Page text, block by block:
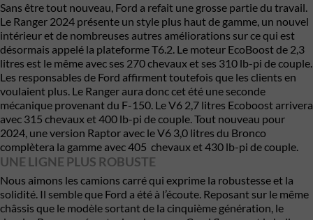
Sans êtretout nouveau, Ford a refait une grosse partie du travail.
Le Ranger 2024 présente un style plus haut de gamme, un nouvel
intérieur et de nombreuses autres améliorations sur ce qui est
désormais appelé la plateforme T6.2. Le moteur EcoBoost de 2,3
litres est le même avec ses 270 chevaux et ses 310 lb-pi de couple.
Les responsables de Ford affirment toutefois que les clients en
voulaient plus. Le Ranger aura donc cet été une seconde
mécanique provenant du F-150. Le V6 2,7 litres Ecoboost arrivera
avec 315 chevaux et 400 lb-pi de couple. Tout nouveau pour
2024, une version Raptor avec le V6 3,0 litres du Bronco
complètera la gamme avec 405 chevaux et 430 lb-pi de couple.
UNE LIGNE PLUS ROBUSTE
Nous aimons les camions carré qui exprime la robustesse et la
solidité. Il semble que Ford a été à l’écoute. Reposant sur le même
châssis que le modèle sortant de la cinquième génération, le